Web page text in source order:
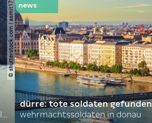
© shutterstock.com | asmit17
nordkoreas sommerliche empfehlungen
dürre: tote soldaten gefunden
wehrmachtssoldaten in donau